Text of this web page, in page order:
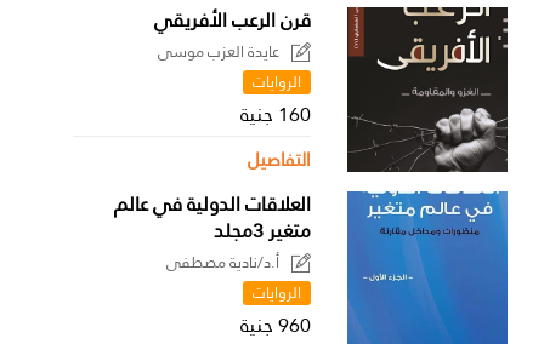
قرن الرعب الأفريقي
عايدة العزب موسى
الروايات
160 جنية
التفاصيل
العلاقات الدولية في عالم
متغير 3مجلد
أ.د/نادية مصطفى
الروايات
960 جنية